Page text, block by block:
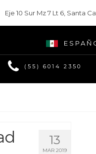
Eje 10 Sur Mz 7 Lt 6, Santa
(55) 6014 2350
13
MAR 2019